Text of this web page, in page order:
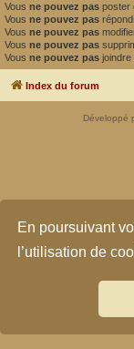
En poursuivant
l’utilisation de
Vous ne pouvez pas poster
Vous ne pouvez pas
Vous ne pouvez pas
Vous ne pouvez pas
Vous ne pouvez pas joindre
Index du forum
Développé